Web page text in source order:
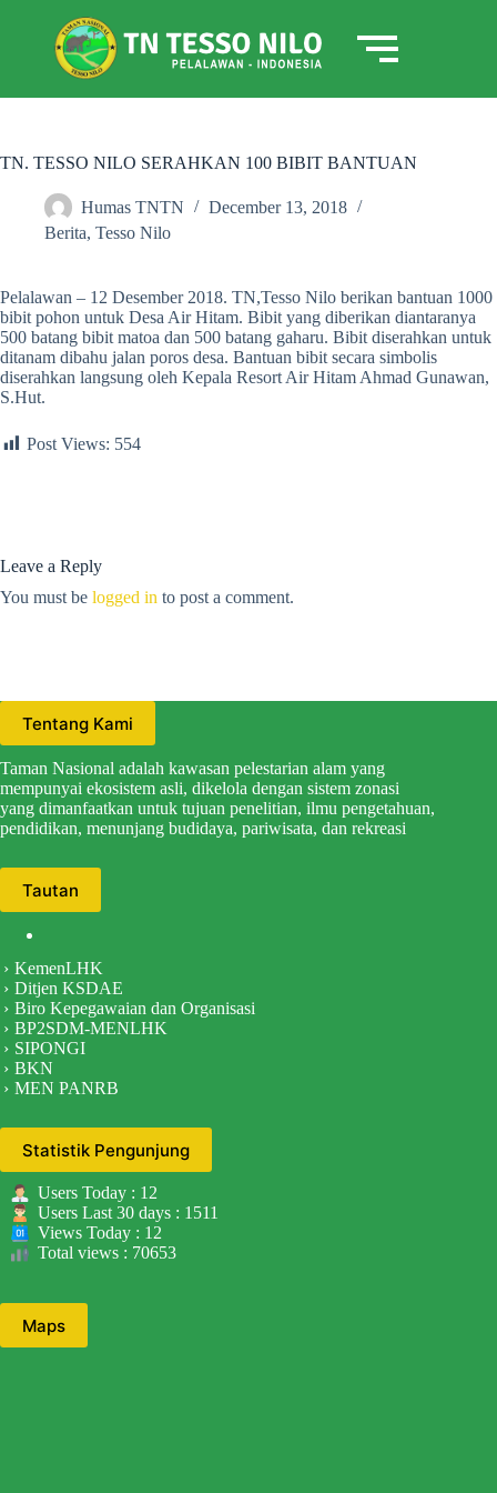
TN. TESSO NILO SERAHKAN 100 BIBIT BANTUAN
Humas TNTN
December 13, 2018
Berita, Tesso Nilo
Pelalawan – 12 Desember 2018. TN,Tesso Nilo berikan bantuan 1000
bibit pohon untuk Desa Air Hitam. Bibit yang diberikan diantaranya
500 batang bibit matoa dan 500 batang gaharu. Bibit diserahkan untuk
ditanam dibahu jalan poros desa. Bantuan bibit secara simbolis
diserahkan langsung oleh Kepala Resort Air Hitam Ahmad Gunawan,
S.Hut.
Post Views: 554
Leave a Reply
You must be logged in to post a comment.
Tentang Kami
Taman Nasional adalah kawasan pelestarian alam yang
mempunyai ekosistem asli, dikelola dengan sistem zonasi
yang dimanfaatkan untuk tujuan penelitian, ilmu pengetahuan,
pendidikan, menunjang budidaya, pariwisata, dan rekreasi
Tautan
KemenLHK
Ditjen KSDAE
Biro Kepegawaian dan Organisasi
BP2SDM-MENLHK
SIPONGI
BKN
MEN PANRB
Statistik Pengunjung
Users Today : 12
Users Last 30 days : 1511
Views Today : 12
Total views : 70653
Maps